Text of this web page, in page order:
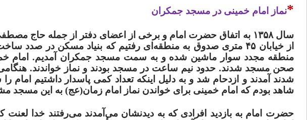
*نماز امام خمینی در مسجد جمکران
سال ۱۳۵۸ به اتفاق حضرت امام و برخی از اعضای دفتر از جمله حاج
از خیابان ۴۵ متری صدوق به منطقه‌ای رفتیم که بنیاد مسکن در
منطقه مجدد سوار ماشین شده و به سمت مسجد جمکران آمدیم. امام
صحن مسجد شدند. حدود نیم ساعت در مسجد بودند و نماز خواندند.
شدند آمدند و ازدحام شد و به دلیل اینکه تعداد کمی پاسدار داشتیم
شاهد بودم که امام خمینی برای خواندن نماز امام زمان(عج) به این مسجد
حضرت امام به بازدید افرادی که به دیدنشان می‌آمدند می‌رفتند خدا لعنت